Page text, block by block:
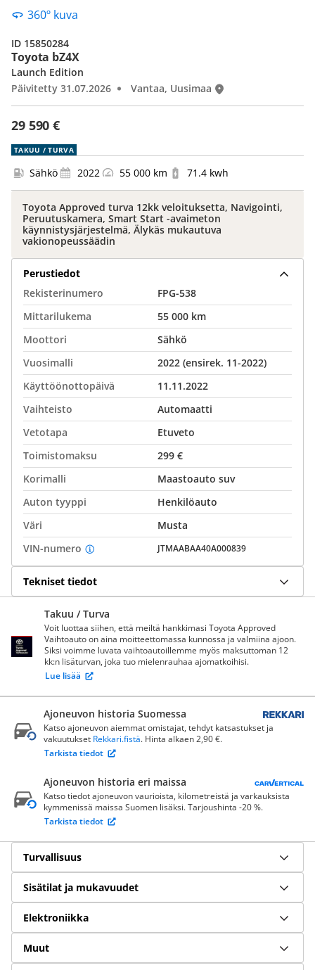
Toyota bZ4X
29 590 €
Launch Edition
Päivitetty 31.07.2026
Vantaa, Uusimaa
ID 15850284
360º kuva
TAKUU / TURVA
Sähkö 2022 55 000 km 71.4 kwh
Toyota Approved turva 12kk veloituksetta, Navigointi,
Peruutuskamera, Smart Start -avaimeton
käynnistysjärjestelmä, Älykäs mukautuva
vakionopeussäädin
Perustiedot
Rekisterinumero
FPG-538
Mittarilukema
55 000 km
Moottori
Sähkö
Vuosimalli
2022 (ensirek. 11-2022)
Käyttöönottopäivä
11.11.2022
Vaihteisto
Automaatti
Vetotapa
Etuveto
Toimistomaksu
299 €
Korimalli
Maastoauto suv
Auton tyyppi
Henkilöauto
Väri
Musta
VIN-numero
JTMAABAA40A000839
Tekniset tiedot
Takuu / Turva
Voit luottaa siihen, että meiltä hankkimasi Toyota Approved
Vaihtoauto on aina moitteettomassa kunnossa ja valmiina ajoon.
Siksi voimme luvata vaihtoautoillemme myös maksuttoman 12
kk:n lisäturvan, joka tuo mielenrauhaa ajomatkoihisi.
Lue lisää
Ajoneuvon historia Suomessa
Katso ajoneuvon aiemmat omistajat, tehdyt katsastukset ja
vakuutukset Rekkari.fistä. Hinta alkaen 2,90 €.
Tarkista tiedot
Ajoneuvon historia eri maissa
Katso tiedot ajoneuvon vaurioista, kilometreistä ja varkauksista
kymmenissä maissa Suomen lisäksi. Tarjoushinta -20 %.
Tarkista tiedot
Turvallisuus
Sisätilat ja mukavuudet
Elektroniikka
Muut